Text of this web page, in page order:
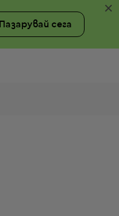
Пазарувай сега
×